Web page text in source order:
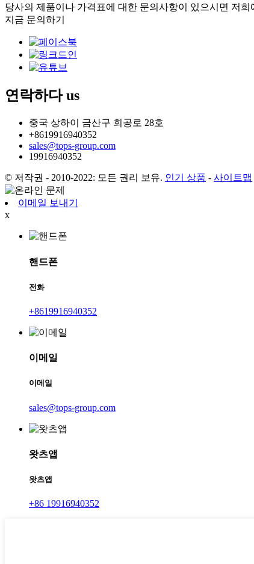
당사의 제품이나 가격표에 대한 문의사항이 있으시면 저
지금 문의하기
연락하다us
중국 상하이 금산구 회공로 28호
+8619916940352
sales@tops-group.com
19916940352
© 저작권 - 2010-2022: 모든 권리 보유. 인기 상품 - 사이트맵
이메일 보내기
x
핸드폰
전화
+8619916940352
이메일
이메일
sales@tops-group.com
왓츠앱
왓츠앱
+86 19916940352